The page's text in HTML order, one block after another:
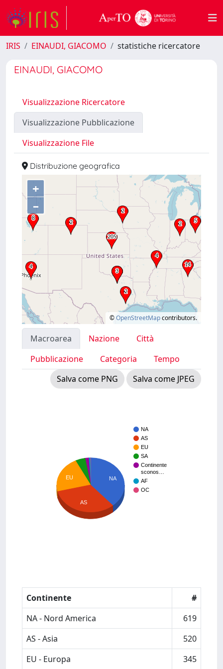
IRIS EINAUDI, GIACOMO statistiche ricercatore
EINAUDI, GIACOMO
Visualizzazione Ricercatore
Visualizzazione Pubblicazione
Visualizzazione File
Distribuzione geografica
+
–
©OpenStreetMapcontributors.
Macroarea Nazione
Città
Pubblicazione
Categoria
Tempo
Salva come PNG
Salva come JPEG
NA
AS
EU
SA
Continente
sconos…
AF
OC
NA
EU
AS
Continente
#
NA - Nord America
619
AS - Asia
520
EU - Europa
345